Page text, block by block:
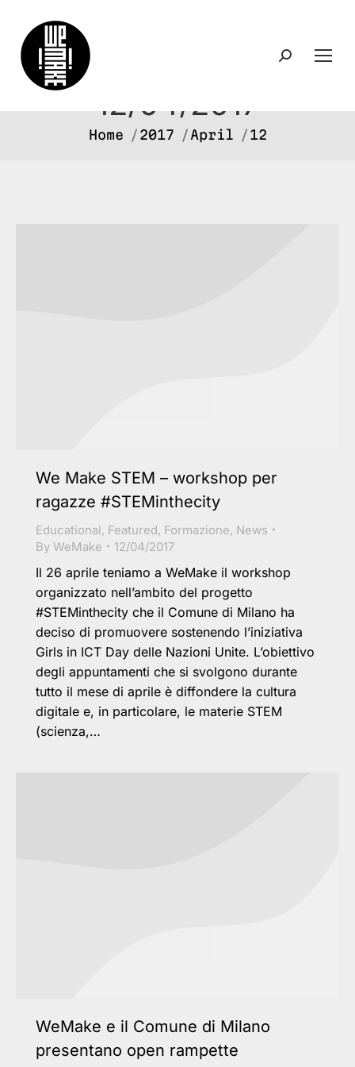
Search:
Daily Archives:
12/04/2017
You are here:
Home 2017 April 12
We Make STEM – workshop per
ragazze #STEMinthecity
Educational, Featured, Formazione, News
By WeMake 12/04/2017
Il 26 aprile teniamo a WeMake il workshop
organizzato nell’ambito del progetto
#STEMinthecity che il Comune di Milano ha
deciso di promuovere sostenendo l’iniziativa
Girls in ICT Day delle Nazioni Unite. L’obiettivo
degli appuntamenti che si svolgono durante
tutto il mese di aprile è diffondere la cultura
digitale e, in particolare, le materie STEM
(scienza,…
WeMake e il Comune di Milano
presentano open rampette